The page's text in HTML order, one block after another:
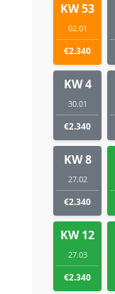
KW 53
02.01
€2.340
KW 4
30.01
€2.340
KW 8
27.02
€2.340
KW 12
27.03
€2.340